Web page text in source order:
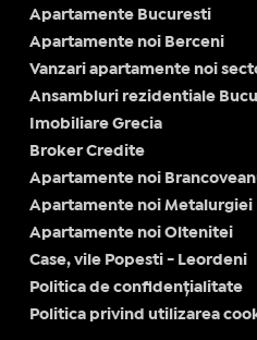
Apartamente Bucuresti
Apartamente noi Berceni
Vanzari apartamente noi
Ansambluri rezidentiale
Imobiliare Grecia
Broker Credite
Apartamente noi
Apartamente noi Metalurgiei
Apartamente noi Oltenitei
Case, vile Popesti - Leordeni
Politica de confidențialitate
Politica privind utilizarea